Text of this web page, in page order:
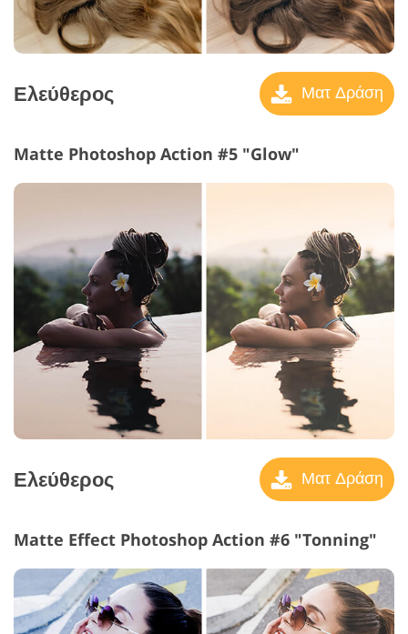
Ελεύθερος Ματ Δράση
Matte Photoshop Action #5 "Glow"
Ελεύθερος Ματ Δράση
Matte Effect Photoshop Action #6 "Tonning"